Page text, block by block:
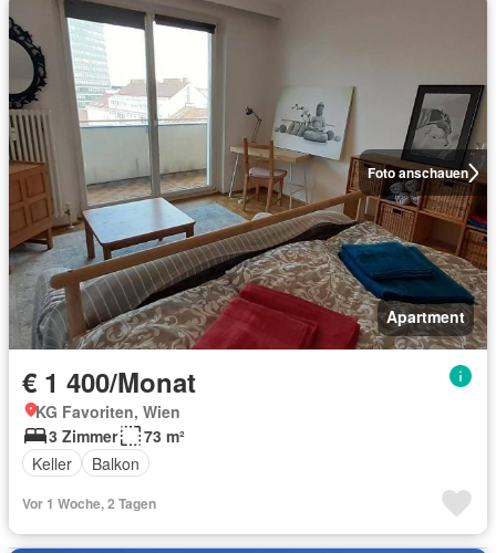
Foto anschauen
Apartment
€ 1 400/Monat
KG Favoriten, Wien
3 Zimmer
73 m²
Keller
Balkon
Vor 1 Woche, 2 Tagen